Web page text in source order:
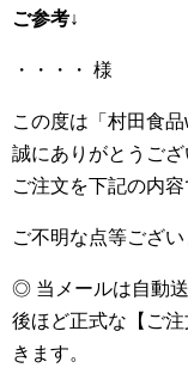
ご参考↓
・・・・ 様
この度は「村田食
誠にありがとうござ
ご注文を下記の内
ご不明な点等ござ
◎ 当メールは自動
後ほど正式な【ご
きます。